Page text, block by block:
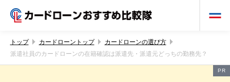
トップ カードローントップ
カードローンの選び方
派遣社員のカードローンの在籍確認は派遣先・派遣元どっちの勤務先？
PR